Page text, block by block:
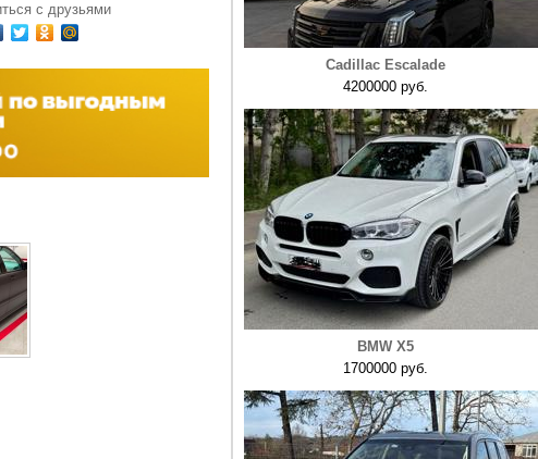
с друзьями
Cadillac Escalade
4200000 руб.
BMW X5
1700000 руб.